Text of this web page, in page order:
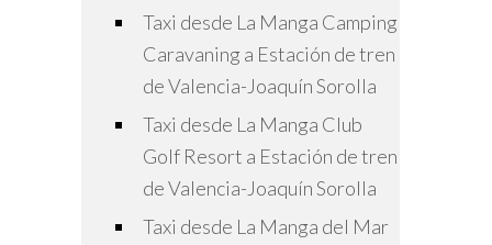
Taxi desde La Manga Camping
Caravaning a Estación de tren
de Valencia-Joaquín Sorolla
Taxi desde La Manga Club
Golf Resort a Estación de tren
de Valencia-Joaquín Sorolla
Taxi desde La Manga del Mar